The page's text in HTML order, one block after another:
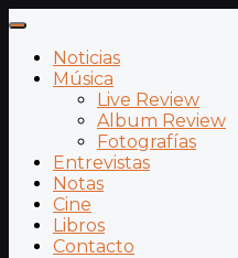
Noticias
Música
Live Review
Album Review
Fotografías
Entrevistas
Notas
Cine
Libros
Contacto